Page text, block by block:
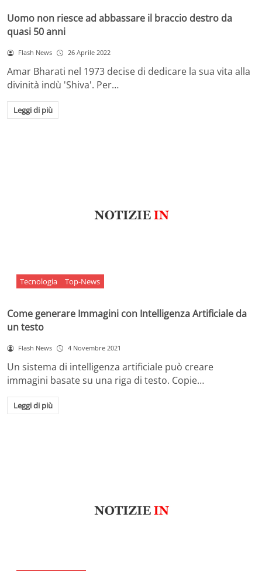
Uomo non riesce ad abbassare il braccio destro da
quasi 50 anni
Flash News 26 Aprile 2022
Amar Bharati nel 1973 decise di dedicare la sua vita alla
divinità indù 'Shiva'. Per…
Leggi di più
Tecnologia Top-News
Come generare Immagini con Intelligenza Artificiale da
un testo
Flash News 4 Novembre 2021
Un sistema di intelligenza artificiale può creare
immagini basate su una riga di testo. Copie…
Leggi di più